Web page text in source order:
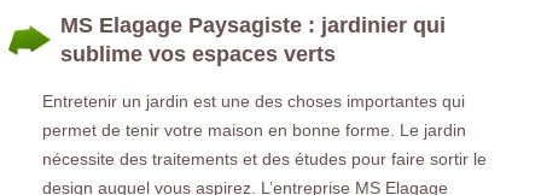
MS Elagage Paysagiste : jardinier qui
sublime vos espaces verts
Entretenir un jardin est une des choses importantes qui
permet de tenir votre maison en bonne forme. Le jardin
nécessite des traitements et des études pour faire sortir le
design auquel vous aspirez. L’entreprise MS Elagage